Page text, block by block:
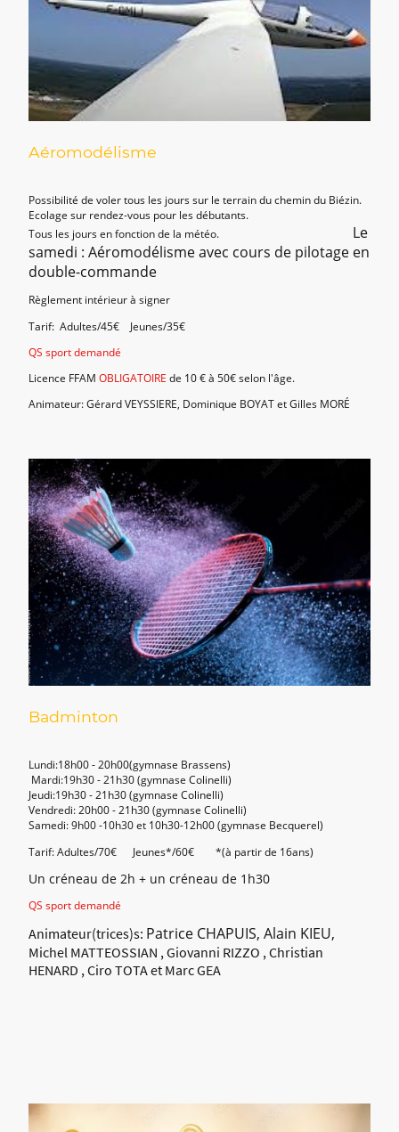
Aéromodélisme
Possibilité de voler tous les jours sur le terrain du chemin du Biézin.
Ecolage sur rendez-vous pour les débutants.
Tous les jours en fonction de la météo. Le
samedi : Aéromodélisme avec cours de pilotage en
double-commande
Règlement intérieur à signer
Tarif: Adultes/45€ Jeunes/35€
QS sport demandé
Licence FFAM OBLIGATOIRE de 10 € à 50€ selon l'âge.
Animateur: Gérard VEYSSIERE, Dominique BOYAT et Gilles MORÉ
Badminton
Lundi:18h00 - 20h00(gymnase Brassens)
Mardi:19h30 - 21h30 (gymnase Colinelli)
Jeudi:19h30 - 21h30 (gymnase Colinelli)
Vendredi: 20h00 - 21h30 (gymnase Colinelli)
Samedi: 9h00 -10h30 et 10h30-12h00 (gymnase Becquerel)
Tarif: Adultes/70€ Jeunes*/60€ *(à partir de 16ans)
Un créneau de 2h + un créneau de 1h30
QS sport demandé
Animateur(trices)s: Patrice CHAPUIS, Alain KIEU,
Michel MATTEOSSIAN , Giovanni RIZZO , Christian
HENARD , Ciro TOTA et Marc GEA